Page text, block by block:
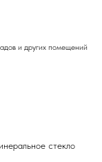
и других помещений
стекло